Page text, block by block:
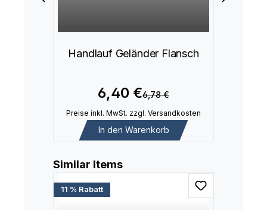
Handlauf Geländer Flansch
6,40 €6,78 €
Preise inkl. MwSt. zzgl. Versandkosten
In den Warenkorb
Produktgalerie überspringen
Similar Items
11 % Rabatt